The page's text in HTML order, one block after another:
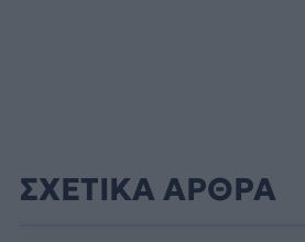
ΣΧΕΤΙΚΑ ΑΡΘΡΑ